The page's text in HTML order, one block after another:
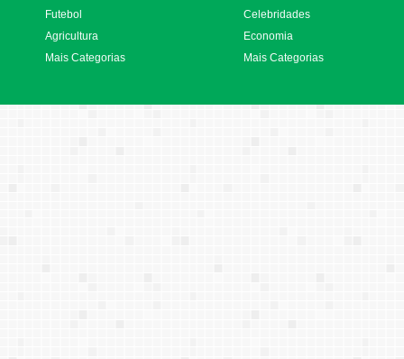
Futebol
Agricultura
Mais Categorias
Celebridades
Economia
Mais Categorias